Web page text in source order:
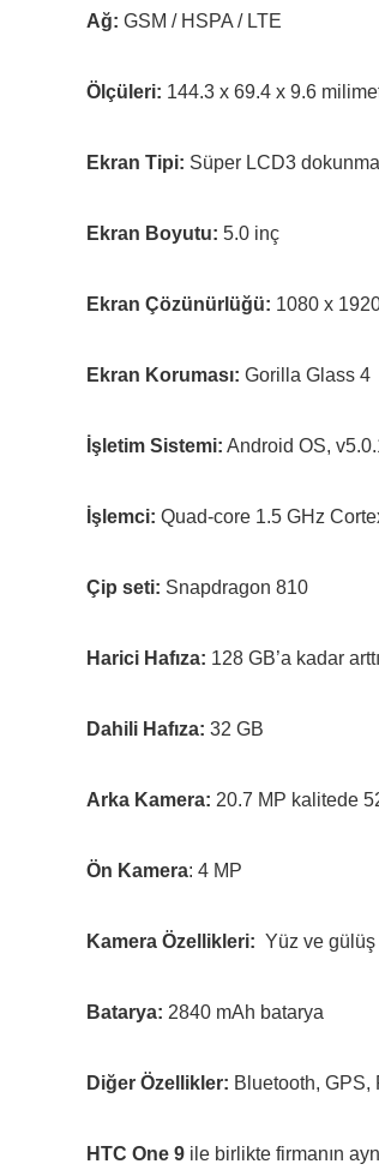
Ağ: GSM / HSPA / LTE
Ölçüleri: 144.3 x 69.4 x 9.6
Ekran Tipi: Süper LCD3
Ekran Boyutu: 5.0 inç
Ekran Çözünürlüğü: 1080 x
Ekran Koruması: Gorilla Glass 4
İşletim Sistemi: Android OS,
İşlemci: Quad-core 1.5 GHz
Çip seti: Snapdragon 810
Harici Hafıza: 128 GB’a kadar
Dahili Hafıza: 32 GB
Arka Kamera: 20.7 MP kalitede
Ön Kamera: 4 MP
Kamera Özellikleri: Yüz ve
Batarya: 2840 mAh batarya
Diğer Özellikler: Bluetooth, GPS,
HTC One 9 ile birlikte firmanın